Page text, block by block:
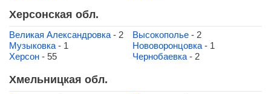
Херсонская обл.
Великая Александровка - 2 Высокополье - 2
Музыковка - 1 Нововоронцовка - 1
Херсон - 55 Чернобаевка - 2
Хмельницкая обл.